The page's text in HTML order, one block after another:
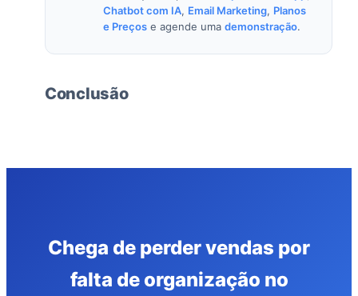
Chatbot com IA, Email Marketing, Planos
e Preços e agende uma demonstração.
Conclusão
Chega de perder vendas por
falta de organização no